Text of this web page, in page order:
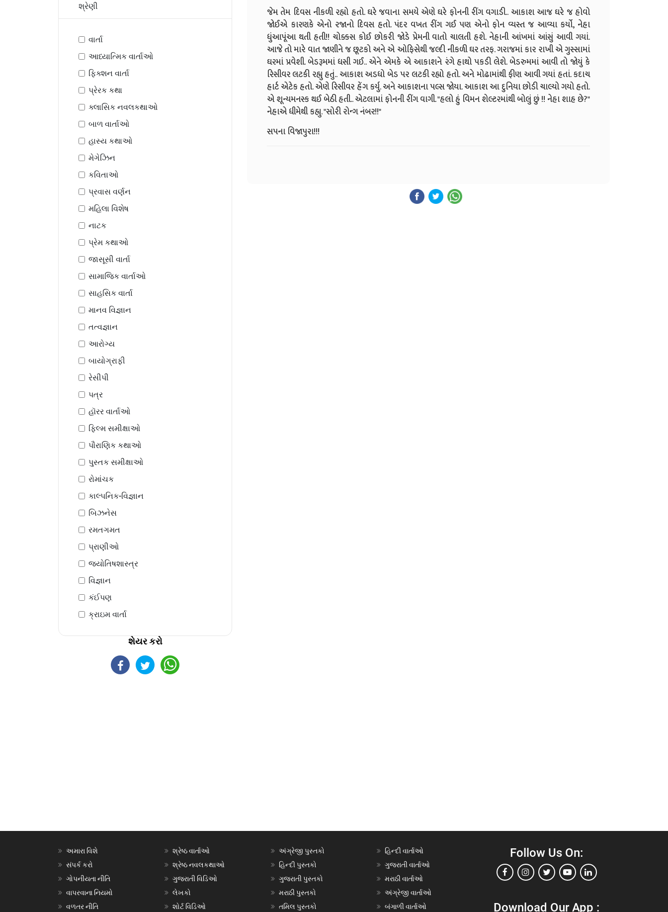
શ્રેણી
વાર્તા
આધ્યાત્મિક વાર્તાઓ
ફિક્શન વાર્તા
પ્રેરક કથા
ક્લાસિક નવલકથાઓ
બાળ વાર્તાઓ
હાસ્ય કથાઓ
મેગેઝિન
કવિતાઓ
પ્રવાસ વર્ણન
મહિલા વિશેષ
નાટક
પ્રેમ કથાઓ
જાસૂસી વાર્તા
સામાજિક વાર્તાઓ
સાહસિક વાર્તા
માનવ વિજ્ઞાન
તત્વજ્ઞાન
આરોગ્ય
બાયોગ્રાફી
રેસીપી
પત્ર
હૉરર વાર્તાઓ
ફિલ્મ સમીક્ષાઓ
પૌરાણિક કથાઓ
પુસ્તક સમીક્ષાઓ
રોમાંચક
કાલ્પનિક-વિજ્ઞાન
બિઝનેસ
રમતગમત
પ્રાણીઓ
જ્યોતિષશાસ્ત્ર
વિજ્ઞાન
કંઈપણ
ક્રાઇમ વાર્તા
શેયર કરો
જેમ તેમ દિવસ નીકળી રહ્યો હતો. ઘરે જવાના સમયે એણે ઘરે ફોનની રીંગ વગાડી.. આકાશ આજ ઘરે જ હોવો
જોઈએ કારણકે એનો રજાનો દિવસ હતો. પંદર વખત રીંગ ગઈ પણ એનો ફોન વ્યસ્ત જ આવ્યા કર્યો, નેહા
ધુંઆપૂંઆ થતી હતી!! ચોક્કસ કોઈ છોકરી જોડે પ્રેમની વાતો ચાલતી હશે. નેહાની આંખમાં આંસું આવી ગયાં.
આજે તો મારે વાત જાણીને જ છૂટકો અને એ ઓફિસેથી જલ્દી નીકળી ઘર તરફ. ગરાજમાં કાર રાખી એ ગુસ્સામાં
ઘરમાં પ્રવેશી. બેડરૂમમાં ધસી ગઈ.. એને એમકે એ આકાશને રંગે હાથો પકડી લેશે. બેડરુમમાં આવી તો જોયું કે
રિસીવર લટકી રહ્યુ હતું.. આકાશ અડધો બેડ પર લટકી રહ્યો હતો. અને મોઢામાંથી ફીણ આવી ગયાં હતાં. કદાચ
હાર્ટ એટેક હતો. એણે રિસીવર હેંગ કર્યુ. અને આકાશના પલ્સ જોયા. આકાશ આ દુનિયા છોડી ચાલ્યો ગયો હતો.
એ શૂન્યમનસ્ક થઈ બેઠી હતી.. એટલામાં ફોનની રીંગ વાગી. "હલો હું વિમન શેલ્ટરમાંથી બોલું છું !! નેહા શાહ છે?"
નેહાએ ધીમેથી કહ્યુ. "સોરી રોન્ગ નંબર!!"
સપના વિજાપુરા!!!
અમારા વિશે
સંપર્ક કરો
ગોપનીયતા નીતિ
વાપરવાના નિયમો
વળતર નીતિ
શ્રેષ્ઠ વાર્તાઓ
શ્રેષ્ઠ નવલકથાઓ
ગુજરાતી વિડિઓ
લેખકો
શોર્ટ વિડિઓ
અંગ્રેજી પુસ્તકો
હિન્દી પુસ્તકો
ગુજરાતી પુસ્તકો
મરાઠી પુસ્તકો
તમિલ પુસ્તકો
હિન્દી વાર્તાઓ
ગુજરાતી વાર્તાઓ
મરાઠી વાર્તાઓ
અંગ્રેજી વાર્તાઓ
બંગાળી વાર્તાઓ
Follow Us On:
Download Our App :